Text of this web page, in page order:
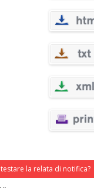
la relata di notifica?